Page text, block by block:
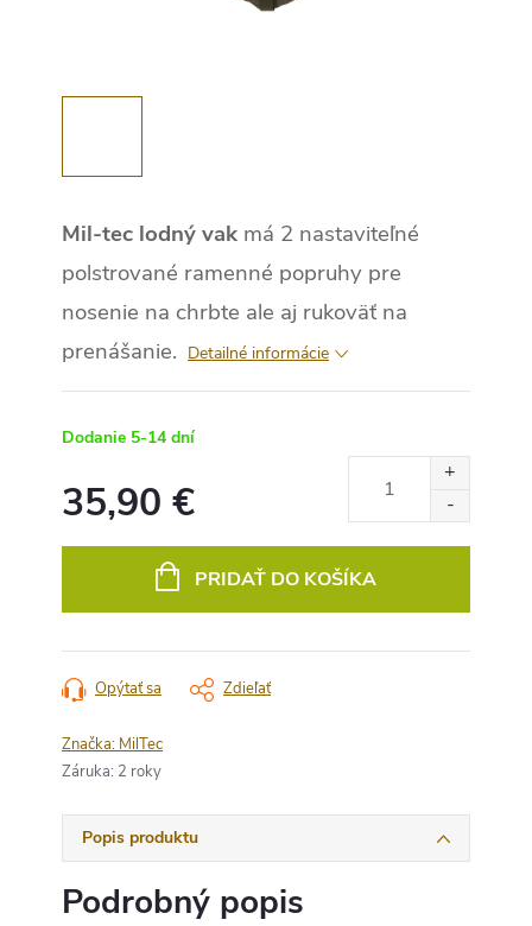
Mil-tec lodný vak má 2 nastaviteľné
polstrované ramenné popruhy pre
nosenie na chrbte ale aj rukoväť na
prenášanie. Detailné informácie
Dodanie 5-14 dní
35,90 €
PRIDAŤ DO KOŠÍKA
Opýtať sa Zdieľať
Značka: MilTec
Záruka: 2 roky
Popis produktu
Podrobný popis